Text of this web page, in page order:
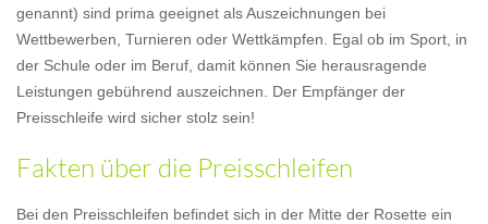
genannt) sind prima geeignet als Auszeichnungen bei
Wettbewerben, Turnieren oder Wettkämpfen. Egal ob im Sport, in
der Schule oder im Beruf, damit können Sie herausragende
Leistungen gebührend auszeichnen. Der Empfänger der
Preisschleife wird sicher stolz sein!
Fakten über die Preisschleifen
Bei den Preisschleifen befindet sich in der Mitte der Rosette ein